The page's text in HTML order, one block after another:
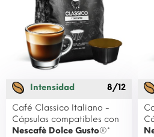
Intensidad
8/12
Café Classico Italiano -
Cápsulas compatibles con
Nescafè Dolce Gusto®*